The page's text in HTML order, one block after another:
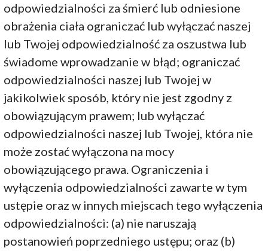
odpowiedzialności za śmierć lub odniesione
obrażenia ciała ograniczać lub wyłączać naszej
lub Twojej odpowiedzialność za oszustwa lub
świadome wprowadzanie w błąd; ograniczać
odpowiedzialności naszej lub Twojej w
jakikolwiek sposób, który nie jest zgodny z
obowiązującym prawem; lub wyłączać
odpowiedzialności naszej lub Twojej, która nie
może zostać wyłączona na mocy
obowiązującego prawa. Ograniczenia i
wyłączenia odpowiedzialności zawarte w tym
ustępie oraz w innych miejscach tego wyłączenia
odpowiedzialności: (a) nie naruszają
postanowień poprzedniego ustępu; oraz (b)